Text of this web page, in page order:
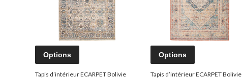
Options
Tapis d’intérieur ECARPET Bolivie
Options
Tapis d’intérieur ECARPET Bolivie